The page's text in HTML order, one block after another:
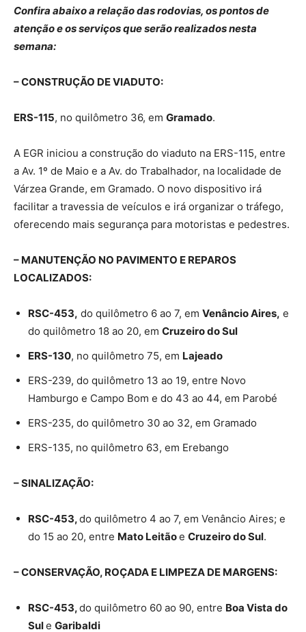
Confira abaixo a relação das rodovias, os pontos de
atenção e os serviços que serão realizados nesta
semana:
– CONSTRUÇÃO DE VIADUTO:
ERS-115, no quilômetro 36, em Gramado.
A EGR iniciou a construção do viaduto na ERS-115, entre
a Av. 1º de Maio e a Av. do Trabalhador, na localidade de
Várzea Grande, em Gramado. O novo dispositivo irá
facilitar a travessia de veículos e irá organizar o tráfego,
oferecendo mais segurança para motoristas e pedestres.
– MANUTENÇÃO NO PAVIMENTO E REPAROS
LOCALIZADOS:
RSC-453, do quilômetro 6 ao 7, em Venâncio Aires, e
do quilômetro 18 ao 20, em Cruzeiro do Sul
ERS-130, no quilômetro 75, em Lajeado
ERS-239, do quilômetro 13 ao 19, entre Novo
Hamburgo e Campo Bom e do 43 ao 44, em Parobé
ERS-235, do quilômetro 30 ao 32, em Gramado
ERS-135, no quilômetro 63, em Erebango
– SINALIZAÇÃO:
RSC-453,do quilômetro 4 ao 7, em Venâncio Aires; e
do 15 ao 20, entre Mato Leitãoe Cruzeiro do Sul.
– CONSERVAÇÃO, ROÇADA E LIMPEZA DE MARGENS:
RSC-453,do quilômetro 60 ao 90, entre Boa Vista do
Sule Garibaldi